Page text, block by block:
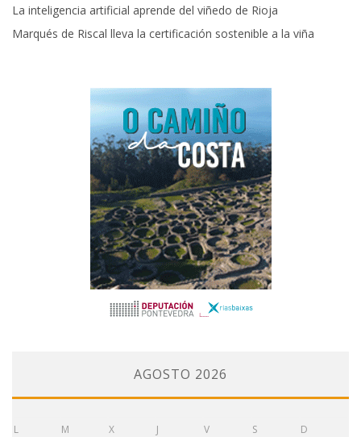
La inteligencia artificial aprende del viñedo de Rioja
Marqués de Riscal lleva la certificación sostenible a la viña
AGOSTO 2026
L M X J V S D